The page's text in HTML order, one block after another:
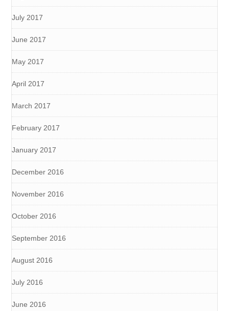
July 2017
June 2017
May 2017
April 2017
March 2017
February 2017
January 2017
December 2016
November 2016
October 2016
September 2016
August 2016
July 2016
June 2016